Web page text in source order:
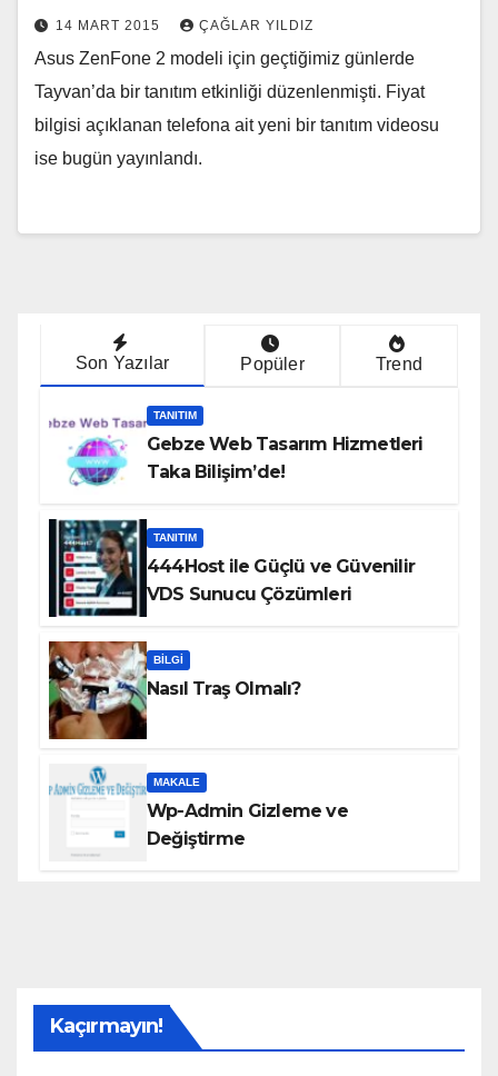
14 MART 2015 ÇAĞLAR YILDIZ
Asus ZenFone 2 modeli için geçtiğimiz günlerde
Tayvan’da bir tanıtım etkinliği düzenlenmişti. Fiyat
bilgisi açıklanan telefona ait yeni bir tanıtım videosu
ise bugün yayınlandı.
Son Yazılar Popüler Trend
TANITIM
Gebze Web Tasarım Hizmetleri
Taka Bilişim’de!
TANITIM
444Host ile Güçlü ve Güvenilir
VDS Sunucu Çözümleri
BILGI
Nasıl Traş Olmalı?
MAKALE
Wp-Admin Gizleme ve
Değiştirme
Kaçırmayın!